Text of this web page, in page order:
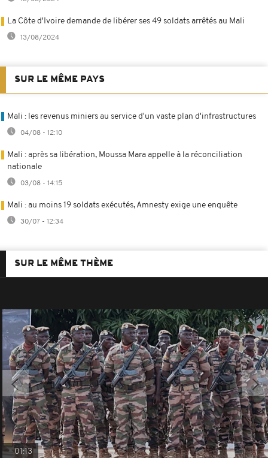
La Côte d'Ivoire demande de libérer ses 49 soldats arrêtés au Mali
13/08/2024
SUR LE MÊME PAYS
Mali : les revenus miniers au service d'un vaste plan d'infrastructures
04/08 - 12:10
Mali : après sa libération, Moussa Mara appelle à la réconciliation
nationale
03/08 - 14:15
Mali : au moins 19 soldats exécutés, Amnesty exige une enquête
30/07 - 12:34
SUR LE MÊME THÈME
01:13